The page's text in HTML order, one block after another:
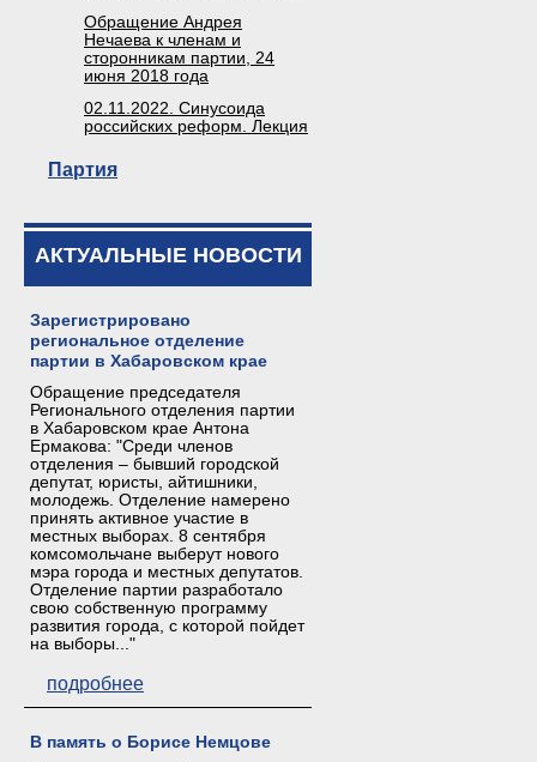
Обращение Андрея
Нечаева к членам и
сторонникам партии, 24
июня 2018 года
02.11.2022. Синусоида
российских реформ. Лекция
Партия
АКТУАЛЬНЫЕ НОВОСТИ
Зарегистрировано
региональное отделение
партии в Хабаровском крае
Обращение председателя
Регионального отделения партии
в Хабаровском крае Антона
Ермакова: "Среди членов
отделения – бывший городской
депутат, юристы, айтишники,
молодежь. Отделение намерено
принять активное участие в
местных выборах. 8 сентября
комсомольчане выберут нового
мэра города и местных депутатов.
Отделение партии разработало
свою собственную программу
развития города, с которой пойдет
на выборы..."
подробнее
В память о Борисе Немцове